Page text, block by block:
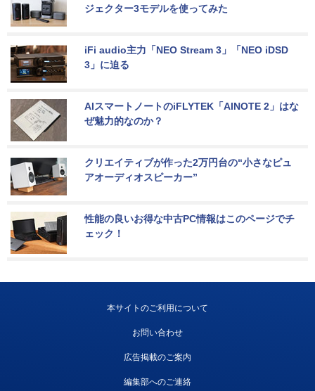
ジェクター3モデルを使ってみた
iFi audio主力「NEO Stream 3」「NEO iDSD
3」に迫る
AIスマートノートのiFLYTEK「AINOTE 2」はな
ぜ魅力的なのか？
クリエイティブが作った2万円台の“小さなピュ
アオーディオスピーカー”
性能の良いお得な中古PC情報はこのページでチ
ェック！
本サイトのご利用について
お問い合わせ
広告掲載のご案内
編集部へのご連絡